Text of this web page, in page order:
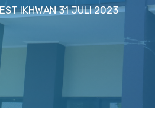
IKHWAN 31 JULI 2023